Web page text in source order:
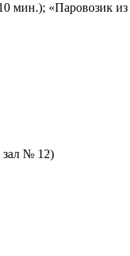
«Паровозик
зал № 12)